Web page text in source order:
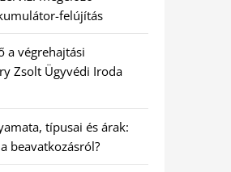
felújítás
a végrehajtási
Zsolt Ügyvédi Iroda
típusai és árak:
beavatkozásról?